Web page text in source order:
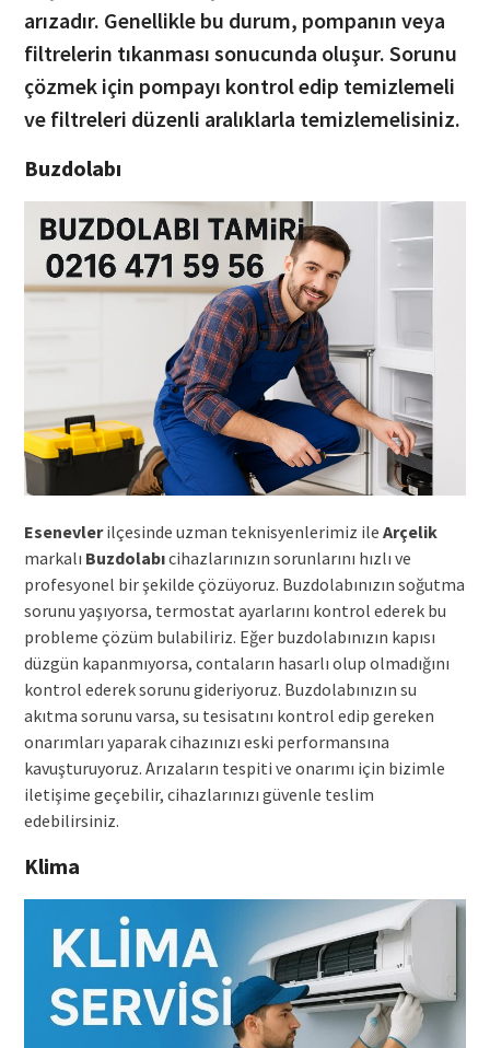
arızadır. Genellikle bu durum, pompanın veya
filtrelerin tıkanması sonucunda oluşur. Sorunu
çözmek için pompayı kontrol edip temizlemeli
ve filtreleri düzenli aralıklarla temizlemelisiniz.
Buzdolabı
Esenevlerilçesinde uzman teknisyenlerimiz ile Arçelik
markalı Buzdolabıcihazlarınızın sorunlarını hızlı ve
profesyonel bir şekilde çözüyoruz. Buzdolabınızın soğutma
sorunu yaşıyorsa, termostat ayarlarını kontrol ederek bu
probleme çözüm bulabiliriz. Eğer buzdolabınızın kapısı
düzgün kapanmıyorsa, contaların hasarlı olup olmadığını
kontrol ederek sorunu gideriyoruz. Buzdolabınızın su
akıtma sorunu varsa, su tesisatını kontrol edip gereken
onarımları yaparak cihazınızı eski performansına
kavuşturuyoruz. Arızaların tespiti ve onarımı için bizimle
iletişime geçebilir, cihazlarınızı güvenle teslim
edebilirsiniz.
Klima